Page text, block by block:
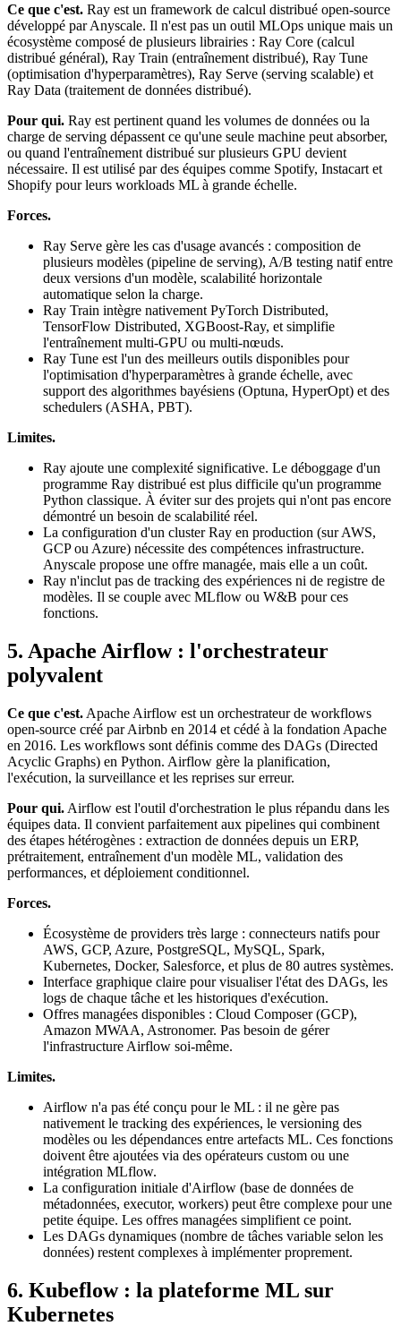
Ce que c'est. Ray est un framework de calcul distribué open-source
développé par Anyscale. Il n'est pas un outil MLOps unique mais un
écosystème composé de plusieurs librairies : Ray Core (calcul
distribué général), Ray Train (entraînement distribué), Ray Tune
(optimisation d'hyperparamètres), Ray Serve (serving scalable) et
Ray Data (traitement de données distribué).
Pour qui. Ray est pertinent quand les volumes de données ou la
charge de serving dépassent ce qu'une seule machine peut absorber,
ou quand l'entraînement distribué sur plusieurs GPU devient
nécessaire. Il est utilisé par des équipes comme Spotify, Instacart et
Shopify pour leurs workloads ML à grande échelle.
Forces.
Ray Serve gère les cas d'usage avancés : composition de
plusieurs modèles (pipeline de serving), A/B testing natif entre
deux versions d'un modèle, scalabilité horizontale
automatique selon la charge.
Ray Train intègre nativement PyTorch Distributed,
TensorFlow Distributed, XGBoost-Ray, et simplifie
l'entraînement multi-GPU ou multi-nœuds.
Ray Tune est l'un des meilleurs outils disponibles pour
l'optimisation d'hyperparamètres à grande échelle, avec
support des algorithmes bayésiens (Optuna, HyperOpt) et des
schedulers (ASHA, PBT).
Limites.
Ray ajoute une complexité significative. Le déboggage d'un
programme Ray distribué est plus difficile qu'un programme
Python classique. À éviter sur des projets qui n'ont pas encore
démontré un besoin de scalabilité réel.
La configuration d'un cluster Ray en production (sur AWS,
GCP ou Azure) nécessite des compétences infrastructure.
Anyscale propose une offre managée, mais elle a un coût.
Ray n'inclut pas de tracking des expériences ni de registre de
modèles. Il se couple avec MLflow ou W&B pour ces
fonctions.
5. Apache Airflow : l'orchestrateur
polyvalent
Ce que c'est. Apache Airflow est un orchestrateur de workflows
open-source créé par Airbnb en 2014 et cédé à la fondation Apache
en 2016. Les workflows sont définis comme des DAGs (Directed
Acyclic Graphs) en Python. Airflow gère la planification,
l'exécution, la surveillance et les reprises sur erreur.
Pour qui. Airflow est l'outil d'orchestration le plus répandu dans les
équipes data. Il convient parfaitement aux pipelines qui combinent
des étapes hétérogènes : extraction de données depuis un ERP,
prétraitement, entraînement d'un modèle ML, validation des
performances, et déploiement conditionnel.
Forces.
Écosystème de providers très large : connecteurs natifs pour
AWS, GCP, Azure, PostgreSQL, MySQL, Spark,
Kubernetes, Docker, Salesforce, et plus de 80 autres systèmes.
Interface graphique claire pour visualiser l'état des DAGs, les
logs de chaque tâche et les historiques d'exécution.
Offres managées disponibles : Cloud Composer (GCP),
Amazon MWAA, Astronomer. Pas besoin de gérer
l'infrastructure Airflow soi-même.
Limites.
Airflow n'a pas été conçu pour le ML : il ne gère pas
nativement le tracking des expériences, le versioning des
modèles ou les dépendances entre artefacts ML. Ces fonctions
doivent être ajoutées via des opérateurs custom ou une
intégration MLflow.
La configuration initiale d'Airflow (base de données de
métadonnées, executor, workers) peut être complexe pour une
petite équipe. Les offres managées simplifient ce point.
Les DAGs dynamiques (nombre de tâches variable selon les
données) restent complexes à implémenter proprement.
6. Kubeflow : la plateforme ML sur
Kubernetes